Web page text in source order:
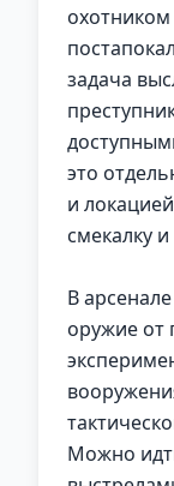
задача
это
и
смекалку
В
оружие от
Можно